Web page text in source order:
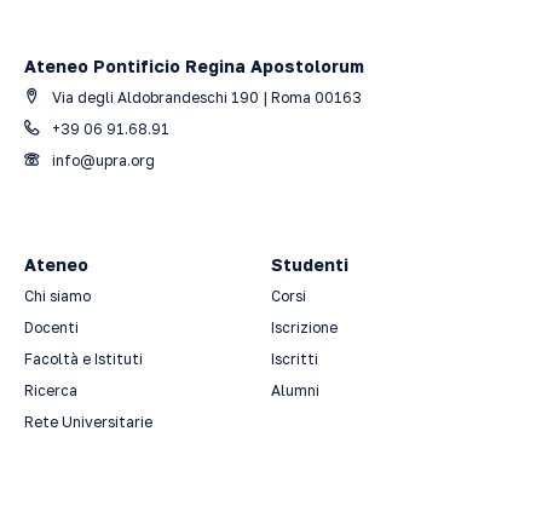
Ateneo Pontificio Regina Apostolorum
Via degli Aldobrandeschi 190 | Roma 00163
+39 06 91.68.91
info@upra.org
Ateneo
Chi siamo
Docenti
Facoltà e Istituti
Ricerca
Rete Universitarie
Studenti
Corsi
Iscrizione
Iscritti
Alumni